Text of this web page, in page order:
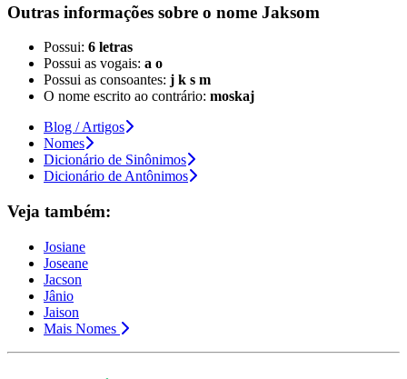
Outras informações sobre o nome Jaksom
Possui: 6 letras
Possui as vogais: a o
Possui as consoantes: j k s m
O nome escrito ao contrário: moskaj
Blog / Artigos
Nomes
Dicionário de Sinônimos
Dicionário de Antônimos
Veja também:
Josiane
Joseane
Jacson
Jânio
Jaison
Mais Nomes